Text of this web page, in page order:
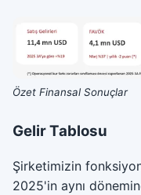
Özet Finansal Sonuçlar
Gelir Tablosu
Şirketimizin
2025'in aynı